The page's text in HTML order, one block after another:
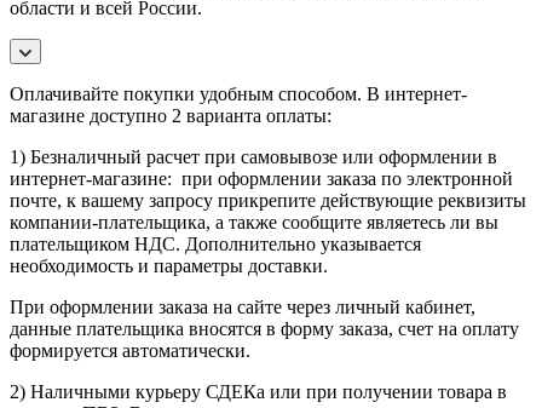
области и всей России.
Оплачивайте покупки удобным способом. В интернет-
магазине доступно 2 варианта оплаты:
1) Безналичный расчет при самовывозе или оформлении в
интернет-магазине: при оформлении заказа по электронной
почте, к вашему запросу прикрепите действующие реквизиты
компании-плательщика, а также сообщите являетесь ли вы
плательщиком НДС. Дополнительно указывается
необходимость и параметры доставки.
При оформлении заказа на сайте через личный кабинет,
данные плательщика вносятся в форму заказа, счет на оплату
формируется автоматически.
2) Наличными курьеру СДЕКа или при получении товара в